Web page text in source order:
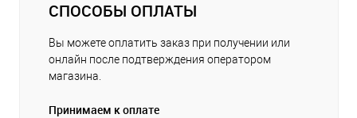
СПОСОБЫ ОПЛАТЫ
Вы можете оплатить заказ при получении или
онлайн после подтверждения оператором
магазина.
Принимаем к оплате